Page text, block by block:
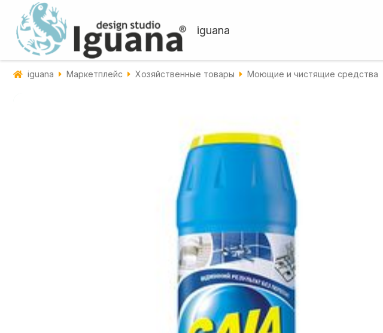
iguana
iguana Маркетплейс Хозяйственные товары Моющие и чистящие средства